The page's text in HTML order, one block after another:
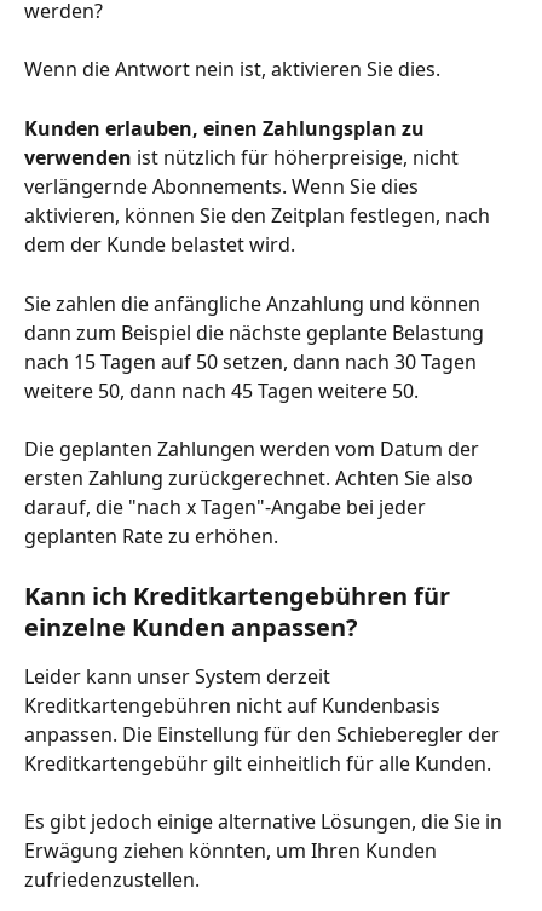
werden?
Wenn die Antwort nein ist, aktivieren Sie dies.
Kunden erlauben, einen Zahlungsplan zu
verwenden ist nützlich für höherpreisige, nicht
verlängernde Abonnements. Wenn Sie dies
aktivieren, können Sie den Zeitplan festlegen, nach
dem der Kunde belastet wird.
Sie zahlen die anfängliche Anzahlung und können
dann zum Beispiel die nächste geplante Belastung
nach 15 Tagen auf 50 setzen, dann nach 30 Tagen
weitere 50, dann nach 45 Tagen weitere 50.
Die geplanten Zahlungen werden vom Datum der
ersten Zahlung zurückgerechnet. Achten Sie also
darauf, die "nach x Tagen"-Angabe bei jeder
geplanten Rate zu erhöhen.
Kann ich Kreditkartengebühren für
einzelne Kunden anpassen?
Leider kann unser System derzeit
Kreditkartengebühren nicht auf Kundenbasis
anpassen. Die Einstellung für den Schieberegler der
Kreditkartengebühr gilt einheitlich für alle Kunden.
Es gibt jedoch einige alternative Lösungen, die Sie in
Erwägung ziehen könnten, um Ihren Kunden
zufriedenzustellen.